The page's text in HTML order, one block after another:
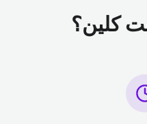
كلين؟